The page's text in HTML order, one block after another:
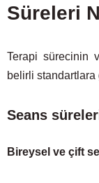
Süreleri
Terapi sürecinin
belirli standartlara
Seans
Bireysel ve çift